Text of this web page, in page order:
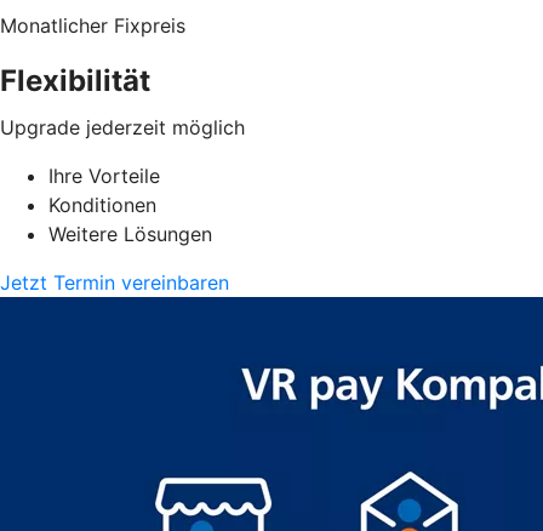
Monatlicher Fixpreis
Flexibilität
Upgrade jederzeit möglich
Ihre Vorteile
Konditionen
Weitere Lösungen
Jetzt Termin vereinbaren